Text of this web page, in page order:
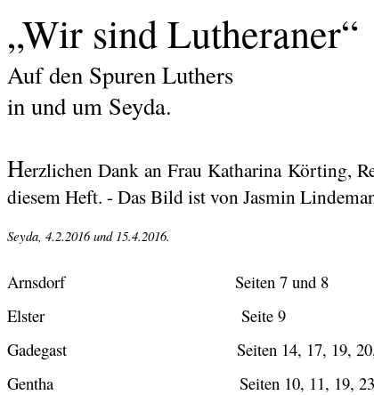
„Wir sind Lutheraner“
Auf den Spuren Luthers
in und um Seyda.
Herzlichen Dank an Frau Katharina Körting,
diesem Heft. - Das Bild ist von Jasmin
Seyda, 4.2.2016 und 15.4.2016.
Arnsdorf
Seiten 7 und 8
Elster
Seite 9
Gadegast
Seiten 14, 17, 19,
Gentha
Seiten 10, 11, 19,